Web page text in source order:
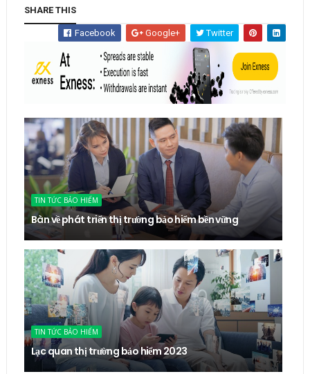
SHARE THIS
Facebook Google+ Twitter
TIN TỨC BẢO HIỂM
Bàn về phát triển thị trường bảo hiểm bền vững
TIN TỨC BẢO HIỂM
Lạc quan thị trường bảo hiểm 2023